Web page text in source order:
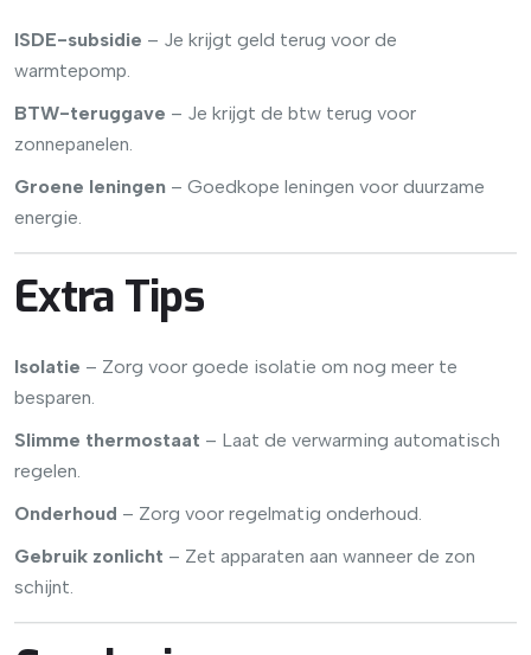
ISDE-subsidie – Je krijgt geld terug voor de
warmtepomp.
BTW-teruggave – Je krijgt de btw terug voor
zonnepanelen.
Groene leningen – Goedkope leningen voor duurzame
energie.
Extra Tips
Isolatie – Zorg voor goede isolatie om nog meer te
besparen.
Slimme thermostaat – Laat de verwarming automatisch
regelen.
Onderhoud – Zorg voor regelmatig onderhoud.
Gebruik zonlicht – Zet apparaten aan wanneer de zon
schijnt.